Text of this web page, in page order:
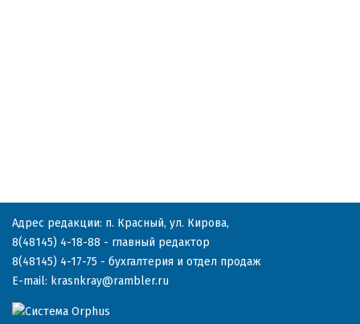
Адрес редакции: п. Красный, ул. Кирова,
8(48145) 4-18-88 - главный редактор
8(48145) 4-17-75 - бухгалтерия и отдел продаж
E-mail: krasnkray@rambler.ru